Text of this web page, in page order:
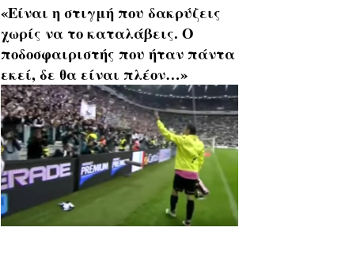
«Είναι η στιγμή που δακρύζεις
χωρίς να το καταλάβεις. Ο
ποδοσφαιριστής που ήταν πάντα
εκεί, δε θα είναι πλέον…»